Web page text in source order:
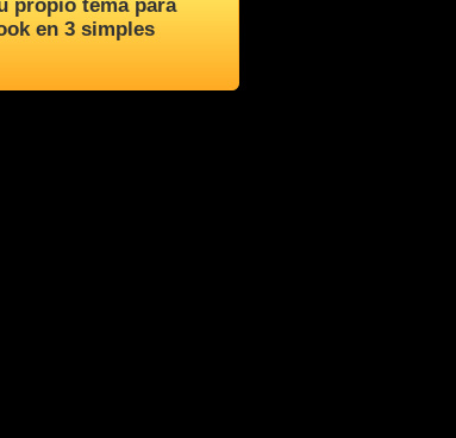
propio tema para
en 3 simples